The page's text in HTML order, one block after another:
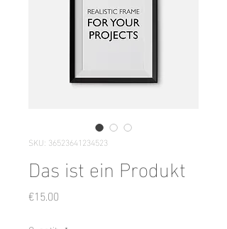
SKU: 36523641234523
Das ist ein Produkt
€15.00